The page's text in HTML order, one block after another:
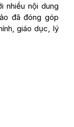
nhiều nội dung
đã đóng góp
giáo dục, lý